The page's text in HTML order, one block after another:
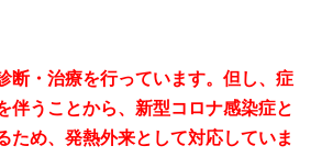
断・治療を行っています。但し、症
伴うことから、新型コロナ感染症と
ため、発熱外来として対応していま